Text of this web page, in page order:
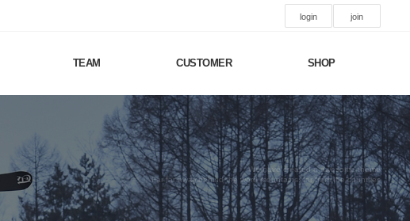
login join
TEAM CUSTOMER SHOP
We have created a awesome theme
Far far away,behind the word mountains, far from the countries